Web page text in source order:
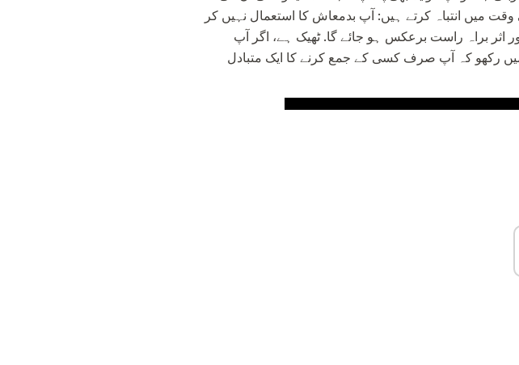
میں انتباہ کرتے ہیں: آپ بدمعاش کا استعمال نہیں کر
اثر براہ راست برعکس ہو جائے گا. ٹھیک ہے، اگر آپ
رکھو کہ آپ صرف کسی کے جمع کرنے کا ایک متبادل